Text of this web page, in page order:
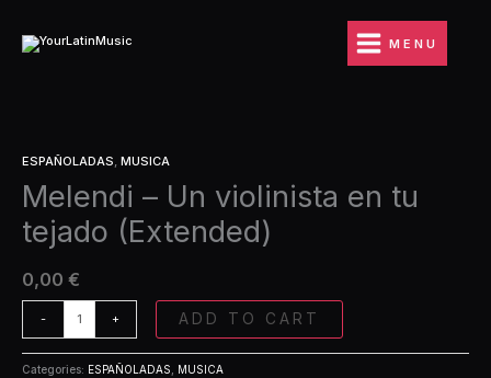
contenido
MENU
ESPAÑOLADAS, MUSICA
Melendi – Un violinista en tu
tejado (Extended)
0,00 €
-
-
Un
violinista
en
tejado
quantity
+ ADD TO CART
Categories: ESPAÑOLADAS MUSICA
en
tu